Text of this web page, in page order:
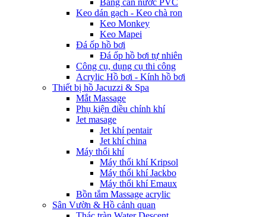
Băng cản nước PVC
Keo dán gạch - Keo chà ron
Keo Monkey
Keo Mapei
Đá ốp hồ bơi
Đá ốp hồ bơi tự nhiên
Công cụ, dụng cụ thi công
Acrylic Hồ bơi - Kính hồ bơi
Thiết bị hồ Jacuzzi & Spa
Mắt Massage
Phụ kiện điều chỉnh khí
Jet masage
Jet khí pentair
Jet khí china
Máy thổi khí
Máy thổi khí Kripsol
Máy thổi khí Jackbo
Máy thổi khí Emaux
Bồn tắm Massage acrylic
Sân Vườn & Hồ cảnh quan